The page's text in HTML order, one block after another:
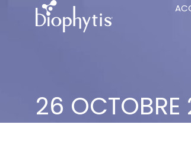
26 OCTOBRE